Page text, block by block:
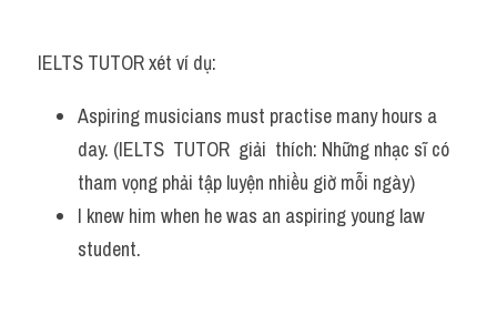
IELTS TUTOR xét ví dụ:
Aspiring musicians must practise many hours a
day. (IELTS  TUTOR  giải  thích: Những nhạc sĩ có
tham vọng phải tập luyện nhiều giờ mỗi ngày)
I knew him when he was an aspiring young law
student.